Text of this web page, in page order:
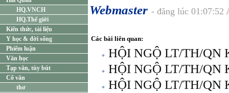
HQ.VNCH
HQ.Thế giới
Kiến thức, tài liệu
Y học & đời sống
Phiếm luận
Văn học
Tạp văn, tùy bút
Cổ văn
thơ
Webmaster - đăng lúc 01:07:52
Các bài liên quan:
HỘI NGỘ LT/TH/QN
HỘI NGỘ LT/TH/QN
HỘI NGỘ LT/TH/QN